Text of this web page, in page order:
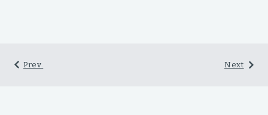
Next
Prev.